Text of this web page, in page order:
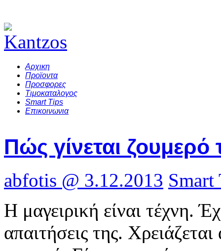
Αρχικη
Προϊοντα
Προσφορες
Τιμοκαταλογος
Smart Tips
Επικοινωνια
Πώς γίνεται ζουμερό
abfotis @ 3.12.2013 Smart
Η μαγειρική είναι τέχνη.
απαιτήσεις της.